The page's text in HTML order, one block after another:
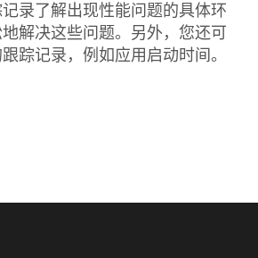
录了解出现性能问题的具体环
解决这些问题。另外，您还可
踪记录，例如应用启动时间。